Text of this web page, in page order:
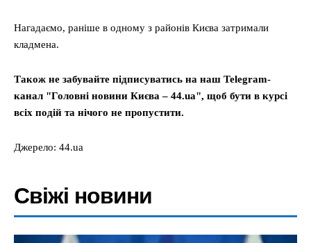
Нагадаємо, раніше в одному з районів Києва затримали
кладмена.
Також не забувайте підписуватись на наш Telegram-
канал "Головні новини Києва – 44.ua", щоб бути в курсі
всіх подій та нічого не пропустити.
Джерело: 44.ua
Свіжі новини